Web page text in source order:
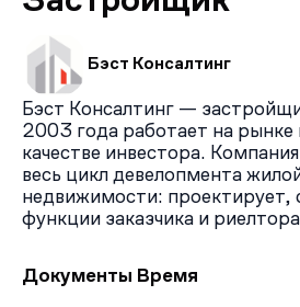
Бэст Консалтинг
Бэст Консалтинг —
2003 года работает на
качестве инвестора.
весь цикл девелопмента
недвижимости: проектирует,
функции заказчика и
Документы Время